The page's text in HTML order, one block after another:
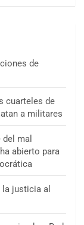
de
cuarteles de
a militares
mal
abierto para
la justicia al